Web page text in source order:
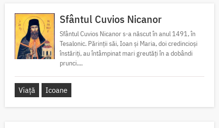
Sfântul Cuvios Nicanor
Sfântul Cuvios Nicanor s-a născut în anul 1491, în
Tesalonic. Părinții săi, Ioan și Maria, doi credincioși
înstăriți, au întâmpinat mari greutăți în a dobândi
prunci....
Viață Icoane